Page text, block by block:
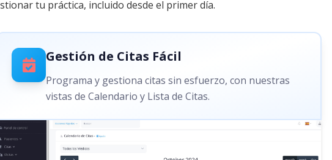
tu práctica, incluido desde el primer día.
Gestión de Citas Fácil
Programa y gestiona citas sin esfuerzo, con nuestras
vistas de Calendario y Lista de Citas.